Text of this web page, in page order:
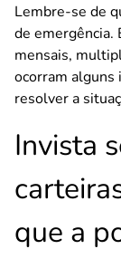
Lembre-se de
de emergência.
mensais,
ocorram alguns
resolver a
Invista
que a